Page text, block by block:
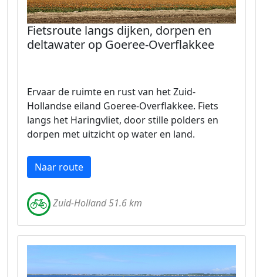
Fietsroute langs dijken, dorpen en
deltawater op Goeree-Overflakkee
Ervaar de ruimte en rust van het Zuid-
Hollandse eiland Goeree-Overflakkee. Fiets
langs het Haringvliet, door stille polders en
dorpen met uitzicht op water en land.
Naar route
Zuid-Holland 51.6 km